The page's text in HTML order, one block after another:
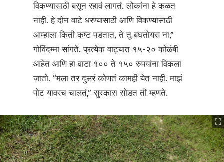
विकण्यासाठी बसून रहावं लागतं. लोकांना हे कळत
नाही. हे दोन वाटे धरण्यासाठी आणि विकण्यासाठी
आम्हाला किती कष्ट पडतात, ते तू बघतोयस ना,”
गोविंदम्मा सांगते. प्रत्येक वाट्यात १५-२० कोळंबी
आहेत आणि हा वाटा १०० ते १५० रुपयांना विकला
जातो. “मला तर दुसरं कोणतं कामही येत नाही. माझं
पोट यावरच चालतं,” सुस्कारा सोडत ती म्हणते.